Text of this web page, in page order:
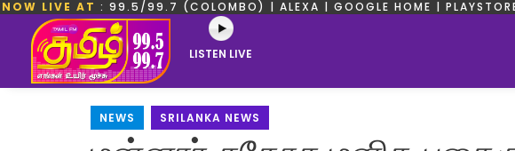
NOW LIVE AT : 99.5/99.7 (COLOMBO) | ALEXA | GOOGLE HOME |
LISTEN LIVE
NEWS SRILANKA NEWS